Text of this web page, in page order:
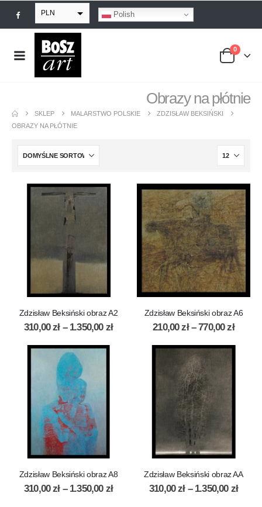
PLN
EUR
USD
Polish
0
Obrazy na płótnie
SKLEP MALARSTWO POLSKIE
ZDZISŁAW BEKSIŃSKI
OBRAZY NA PŁÓTNIE
Zdzisław Beksiński obraz A2
310,00zł – 1.350,00 zł
Zdzisław Beksiński obraz A6
210,00zł – 770,00zł
Zdzisław Beksiński obraz A8
310,00zł – 1.350,00 zł
Zdzisław Beksiński obraz AA
310,00zł – 1.350,00 zł